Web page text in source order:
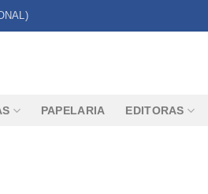
PAPELARIA EDITORAS